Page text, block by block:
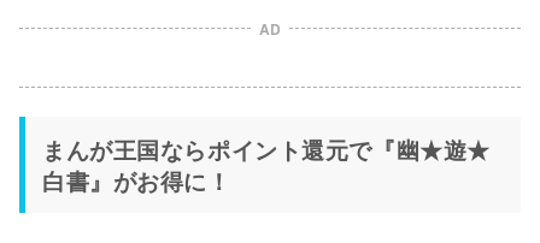
AD
まんが王国ならポイント還元で『幽★遊★
白書』がお得に！